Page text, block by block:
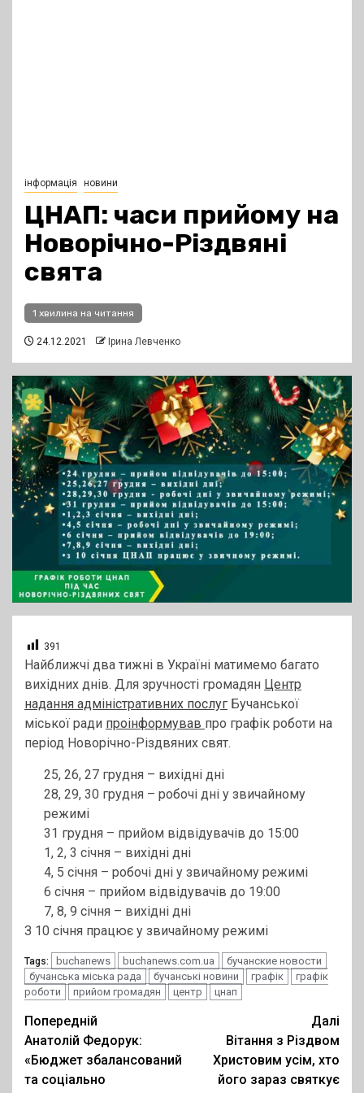
інформація новини
ЦНАП: часи прийому на
Новорічно-Різдвяні
свята
1 хвилина на читання
24.12.2021 Ірина Левченко
391
Найближчі два тижні в Україні матимемо багато
вихідних днів. Для зручності громадян Центр
надання адміністративних послуг Бучанської
міської ради проінформував про графік роботи на
період Новорічно-Різдвяних свят.
25, 26, 27 грудня – вихідні дні
28, 29, 30 грудня – робочі дні у звичайному
режимі
31 грудня – прийом відвідувачів до 15:00
1, 2, 3 січня – вихідні дні
4, 5 січня – робочі дні у звичайному режимі
6 січня – прийом відвідувачів до 19:00
7, 8, 9 січня – вихідні дні
З 10 січня працює у звичайному режимі
Tags: buchanews buchanews.com.ua
бучанские новости
бучанська міська рада
бучанські новини графік
графік
роботи
прийом громадян центр цнап
Post
navigation
Попередній
Анатолій Федорук:
«Бюджет збалансований
та соціально
Далі
Вітання з Різдвом
Христовим усім, хто
його зараз святкує